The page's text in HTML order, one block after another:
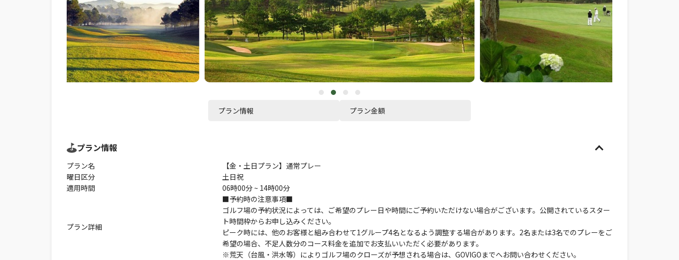
プラン情報 プラン金額
プラン情報
プラン名
【金・土日プラン】通常プレー
曜日区分
土日祝
適用時間
06時00分 ~ 14時00分
プラン詳細
■予約時の注意事項■
ゴルフ場の予約状況によっては、ご希望のプレー日や時間にご予約いただけない場合がございます。公開されているスター
ト時間枠からお申し込みください。
ピーク時には、他のお客様と組み合わせて1グループ4名となるよう調整する場合があります。2名または3名でのプレーをご
希望の場合、不足人数分のコース料金を追加でお支払いいただく必要があります。
※荒天（台風・洪水等）によりゴルフ場のクローズが予想される場合は、GOVIGOまでへお問い合わせください。